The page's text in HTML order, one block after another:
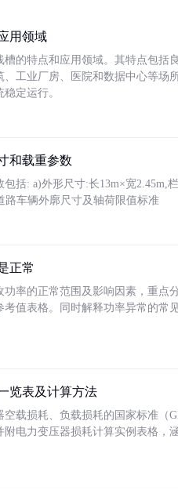
用领域
的特点和应用领域。其特点包括
、工业厂房、医院和数据中心等场
定运行。
和载重参数
括: a)外形尺寸:长13m×宽2.45m,
路车辆外廓尺寸及轴荷限值标准
正常
率的正常范围及影响因素，重点
考值表格。同时解释功率异常的
览表及计算方法
载损耗、负载损耗的国家标准（
电力变压器损耗计算实例表格，